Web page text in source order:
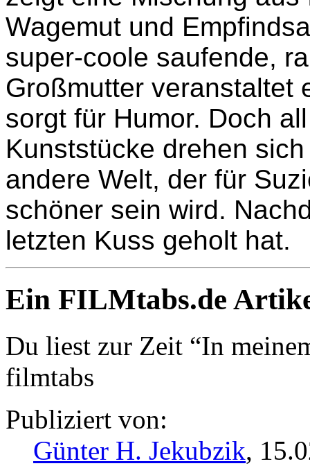
Wagemut und
super-coole saufende,
Großmutter veranstaltet
sorgt für Humor. Doch
Kunststücke drehen
andere Welt, der für
schöner sein wird.
letzten Kuss geholt hat.
Ein FILMtabs.de
Du liest zur Zeit “In
filmtabs
Publiziert von:
Günter H. Jekubzik,